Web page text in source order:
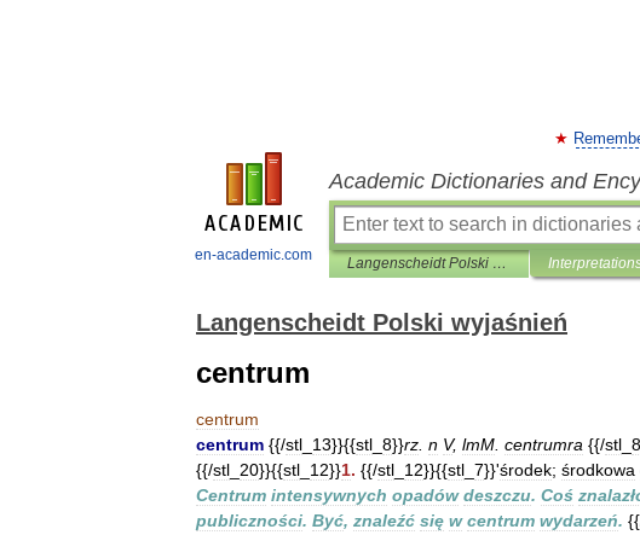
en-academic.com
Academic Dictionaries and
Langenscheidt Polski wyjaśnień
Langenscheidt Polski wyjaśnień
centrum
centrum
centrum {{/stl 13}}{{stl 8}}rz n V, lmM centrumra {{/stl 8
{{/stl 20}}{{stl 12}}1. {{/stl 12}}{{stl 7}}'środek; środkowa
Centrum intensywnych opadów deszczu. Coś
publiczności. Być, znaleźć się w centrum wydarzeń.